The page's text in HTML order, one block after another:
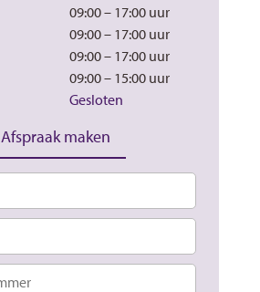
09:00 – 17:00
09:00 – 17:00
09:00 – 17:00
09:00 – 15:00
Gesloten
Afspraak maken